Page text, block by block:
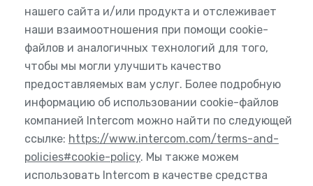
нашего сайта и/или продукта и отслеживает
наши взаимоотношения при помощи cookie-
файлов и аналогичных технологий для того,
чтобы мы могли улучшить качество
предоставляемых вам услуг. Более подробную
информацию об использовании cookie-файлов
компанией Intercom можно найти по следующей
ссылке: https://www.intercom.com/terms-and-
policies#cookie-policy. Мы также можем
использовать Intercom в качестве средства